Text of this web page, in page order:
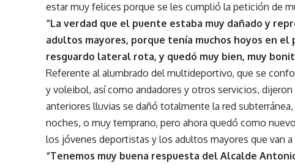
estar muy felices porque se les cumplió la petición de
“La verdad que el puente estaba muy dañado y
adultos mayores, porque tenía muchos hoyos en
resguardo lateral rota, y quedó muy bien, muy
Referente al alumbrado del multideportivo, que se
y voleibol, así como andadores y otros servicios, dijeron
anteriores lluvias se dañó totalmente la red
noches, o muy temprano, pero ahora quedó como
los jóvenes deportistas y los adultos mayores que van a
“Tenemos muy buena respuesta del Alcalde